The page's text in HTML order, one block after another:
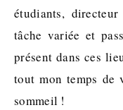
étudiants,
tâche variée et
présent dans ces
tout mon temps de
sommeil !